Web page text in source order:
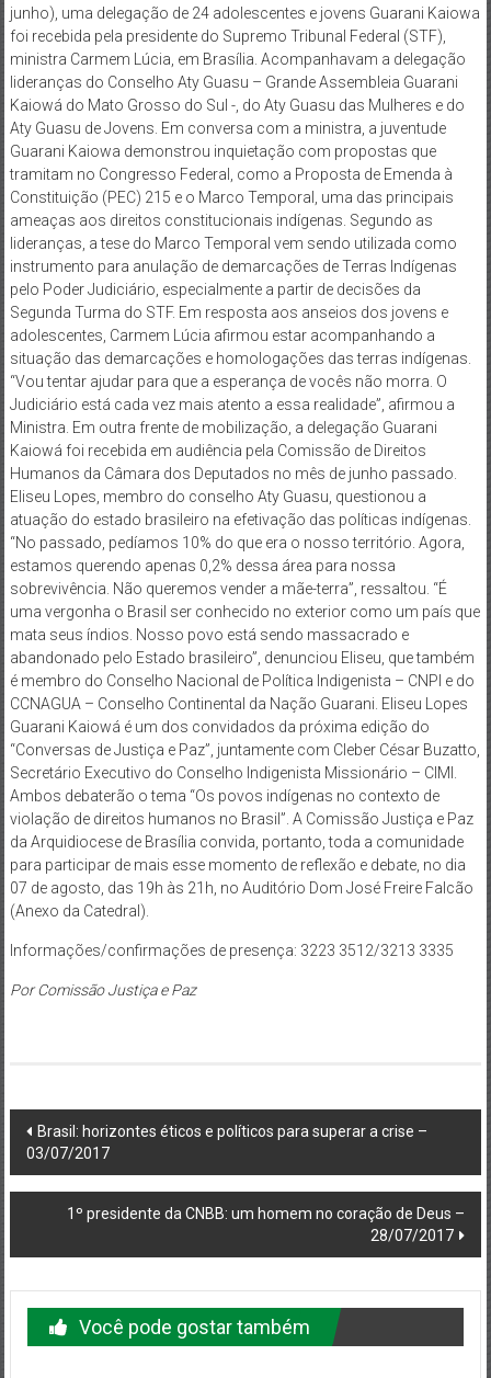
junho), uma delegação de 24 adolescentes e jovens Guarani Kaiowa
foi recebida pela presidente do Supremo Tribunal Federal (STF),
ministra Carmem Lúcia, em Brasília. Acompanhavam a delegação
lideranças do Conselho Aty Guasu – Grande Assembleia Guarani
Kaiowá do Mato Grosso do Sul -, do Aty Guasu das Mulheres e do
Aty Guasu de Jovens. Em conversa com a ministra, a juventude
Guarani Kaiowa demonstrou inquietação com propostas que
tramitam no Congresso Federal, como a Proposta de Emenda à
Constituição (PEC) 215 e o Marco Temporal, uma das principais
ameaças aos direitos constitucionais indígenas. Segundo as
lideranças, a tese do Marco Temporal vem sendo utilizada como
instrumento para anulação de demarcações de Terras Indígenas
pelo Poder Judiciário, especialmente a partir de decisões da
Segunda Turma do STF. Em resposta aos anseios dos jovens e
adolescentes, Carmem Lúcia afirmou estar acompanhando a
situação das demarcações e homologações das terras indígenas.
“Vou tentar ajudar para que a esperança de vocês não morra. O
Judiciário está cada vez mais atento a essa realidade”, afirmou a
Ministra. Em outra frente de mobilização, a delegação Guarani
Kaiowá foi recebida em audiência pela Comissão de Direitos
Humanos da Câmara dos Deputados no mês de junho passado.
Eliseu Lopes, membro do conselho Aty Guasu, questionou a
atuação do estado brasileiro na efetivação das políticas indígenas.
“No passado, pedíamos 10% do que era o nosso território. Agora,
estamos querendo apenas 0,2% dessa área para nossa
sobrevivência. Não queremos vender a mãe-terra”, ressaltou. “É
uma vergonha o Brasil ser conhecido no exterior como um país que
mata seus índios. Nosso povo está sendo massacrado e
abandonado pelo Estado brasileiro”, denunciou Eliseu, que também
é membro do Conselho Nacional de Política Indigenista – CNPI e do
CCNAGUA – Conselho Continental da Nação Guarani. Eliseu Lopes
Guarani Kaiowá é um dos convidados da próxima edição do
“Conversas de Justiça e Paz”, juntamente com Cleber César Buzatto,
Secretário Executivo do Conselho Indigenista Missionário – CIMI.
Ambos debaterão o tema “Os povos indígenas no contexto de
violação de direitos humanos no Brasil”. A Comissão Justiça e Paz
da Arquidiocese de Brasília convida, portanto, toda a comunidade
para participar de mais esse momento de reflexão e debate, no dia
07 de agosto, das 19h às 21h, no Auditório Dom José Freire Falcão
(Anexo da Catedral).
Informações/confirmações de presença: 3223 3512/3213 3335
Por Comissão Justiça e Paz
Navegação
do
post
Brasil: horizontes éticos e políticos para superar a crise –
03/07/2017
1º presidente da CNBB: um homem no coração de Deus –
28/07/2017
Você pode gostar também